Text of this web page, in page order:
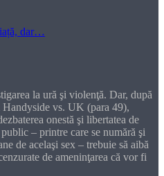
dar…
la ură şi violenţă. Dar, după
vs. UK (para 49),
onestă şi libertatea de
– printre care se numără şi
de acelaşi sex – trebuie să aibă
de ameninţarea că vor fi